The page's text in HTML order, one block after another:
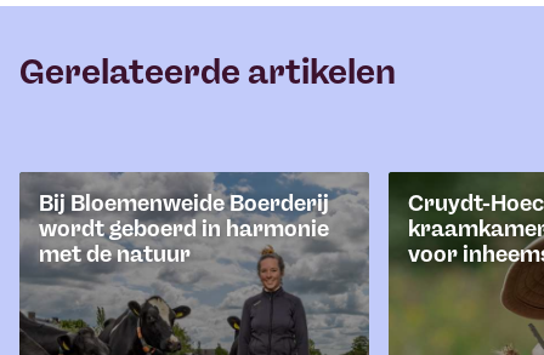
Gerelateerde artikelen
Bij Bloemenweide Boerderij
wordt geboerd in harmonie
met de natuur
Cruydt-
voor